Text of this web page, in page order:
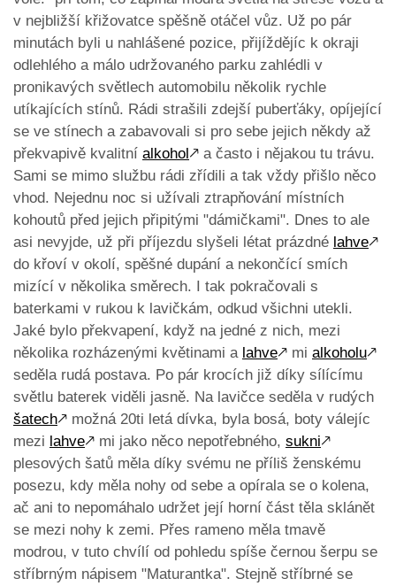
v nejbližší křižovatce spěšně otáčel vůz. Už po pár
minutách byli u nahlášené pozice, přijíždějíc k okraji
odlehlého a málo udržovaného parku zahlédli v
pronikavých světlech automobilu několik rychle
utíkajících stínů. Rádi strašili zdejší puberťáky, opíjející
se ve stínech a zabavovali si pro sebe jejich někdy až
překvapivě kvalitní alkohol 🡕 a často i nějakou tu trávu.
Sami se mimo službu rádi zřídili a tak vždy přišlo něco
vhod. Nejednu noc si užívali ztrapňování místních
kohoutů před jejich připitými "dámičkami". Dnes to ale
asi nevyjde, už při příjezdu slyšeli létat prázdné lahve🡕
do křoví v okolí, spěšné dupání a nekončící smích
mizící v několika směrech. I tak pokračovali s
baterkami v rukou k lavičkám, odkud všichni utekli.
Jaké bylo překvapení, když na jedné z nich, mezi
několika rozházenými květinami a lahve🡕 mi alkoholu🡕
seděla rudá postava. Po pár krocích již díky sílícímu
světlu baterek viděli jasně. Na lavičce seděla v rudých
šatech🡕 možná 20ti letá dívka, byla bosá, boty válejíc
mezi lahve🡕 mi jako něco nepotřebného, sukni🡕
plesových šatů měla díky svému ne příliš ženskému
posezu, kdy měla nohy od sebe a opírala se o kolena,
ač ani to nepomáhalo udržet její horní část těla sklánět
se mezi nohy k zemi. Přes rameno měla tmavě
modrou, v tuto chvílí od pohledu spíše černou šerpu se
stříbrným nápisem "Maturantka". Stejně stříbrné se